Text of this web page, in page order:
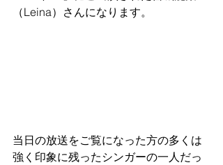
（Leina）さんになります。
当日の放送をご覧になった方の多くは
強く印象に残ったシンガーの一人だっ